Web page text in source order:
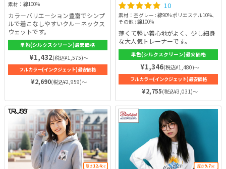
素材：綿100%
カラーバリエーション豊富でシンプ
ルで着こなしやすいクルーネックス
ウェットです。
単色(シルクスクリーン)最安価格
¥1,432(税込¥1,575)～
フルカラー(インクジェット)最安価格
¥2,690(税込¥2,959)～
10
素材：杢グレー : 綿90% ポリエステル10%、
その他 : 綿100%
薄くて軽い着心地がよく、少し細身
な大人気トレーナーです。
単色(シルクスクリーン)最安価格
¥1,346(税込¥1,480)～
フルカラー(インクジェット)最安価格
¥2,755(税込¥3,031)～
厚さ12.4oz 厚さ9.7oz